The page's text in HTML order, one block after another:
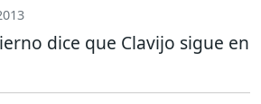
dice que Clavijo sigue en